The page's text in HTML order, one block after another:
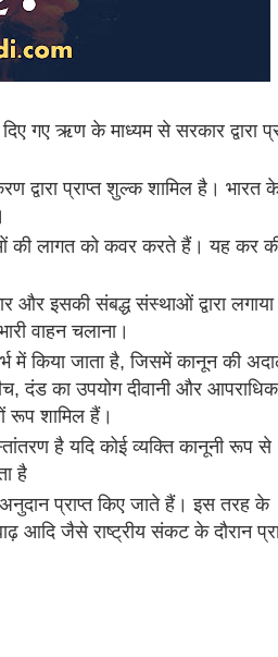
गए ऋण के माध्यम से सरकार द्वारा
द्वारा प्राप्त शुल्क शामिल है। भारत
की लागत को कवर करते हैं। यह कर
इसकी संबद्ध संस्थाओं द्वारा लगाया
वाहन चलाना।
में किया जाता है, जिसमें कानून की
दंड का उपयोग दीवानी और आपराधिक
रूप शामिल हैं।
है यदि कोई व्यक्ति कानूनी रूप से
है
अनुदान प्राप्त किए जाते हैं। इस तरह के
आदि जैसे राष्ट्रीय संकट के दौरान